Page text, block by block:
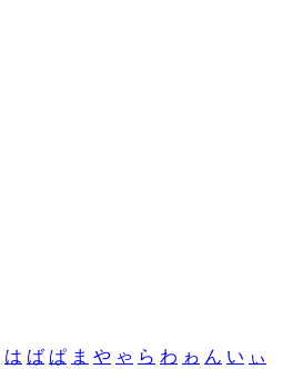
は ば ぱ ま や ゃ ら わ ゎ ん い ぃ